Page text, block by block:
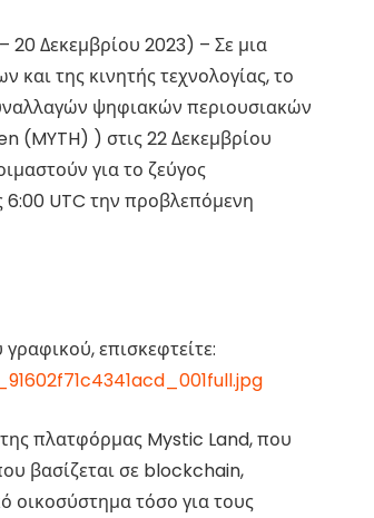
20 Δεκεμβρίου 2023) – Σε μια
και της κινητής τεχνολογίας, το
ψηφιακών περιουσιακών
(MYTH) ) στις 22 Δεκεμβρίου
για το ζεύγος
6:00 UTC την προβλεπόμενη
επισκεφτείτε:
πλατφόρμας Mystic Land, που
βασίζεται σε blockchain,
οικοσύστημα τόσο για τους